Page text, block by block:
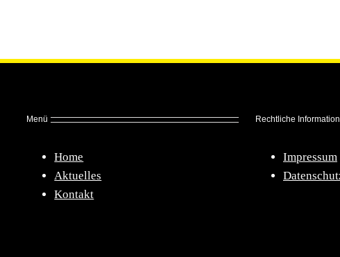
Menü
Home
Aktuelles
Kontakt
Rechtliche
Impressum